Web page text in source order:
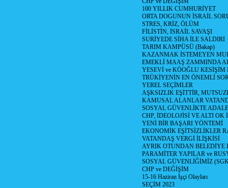
100 YILLIK CUMHURİYET
ORTA DOGUNUN İSRAİL
STRES, KRİZ, ÖLÜM
FİLİSTİN, İSRAİL SAVAŞI
SURİYEDE SİHA İLE SALDIRI
TARIM KAMPÜSÜ (Bakap)
KAZANMAK İSTEMEYEN
EMEKLİ MAAŞ ZAMMINDA
YESEVİ ve KÖOĞLU
TRÜKİYENİN EN ÖNEMLİ
YEREL SEÇİMLER
AŞKSIZLIK EŞİTTİR,
KAMUSAL ALANLAR
SOSYAL GÜVENLİKTE
CHP, İDEOLOJİSİ VE ALTI OK
YENİ BİR BAŞARI YÖNTEMİ
EKONOMİK EŞİTSİZLİKLER
VATANDAŞ VERGİ İLİŞKİSİ
AYRIK OTUNDAN
PARAMİTER YAPILAR ve
SOSYAL GÜVENLİĞİMİZ
CHP ve DEĞİŞİM
15-16 Haziran İşçi Olayları
SEÇİM 2023